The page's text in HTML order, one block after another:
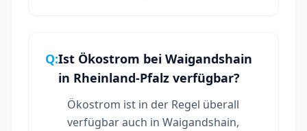
Q:Ist Ökostrom bei Waigandshain
in Rheinland-Pfalz verfügbar?
Ökostrom ist in der Regel überall
verfügbar auch in Waigandshain,